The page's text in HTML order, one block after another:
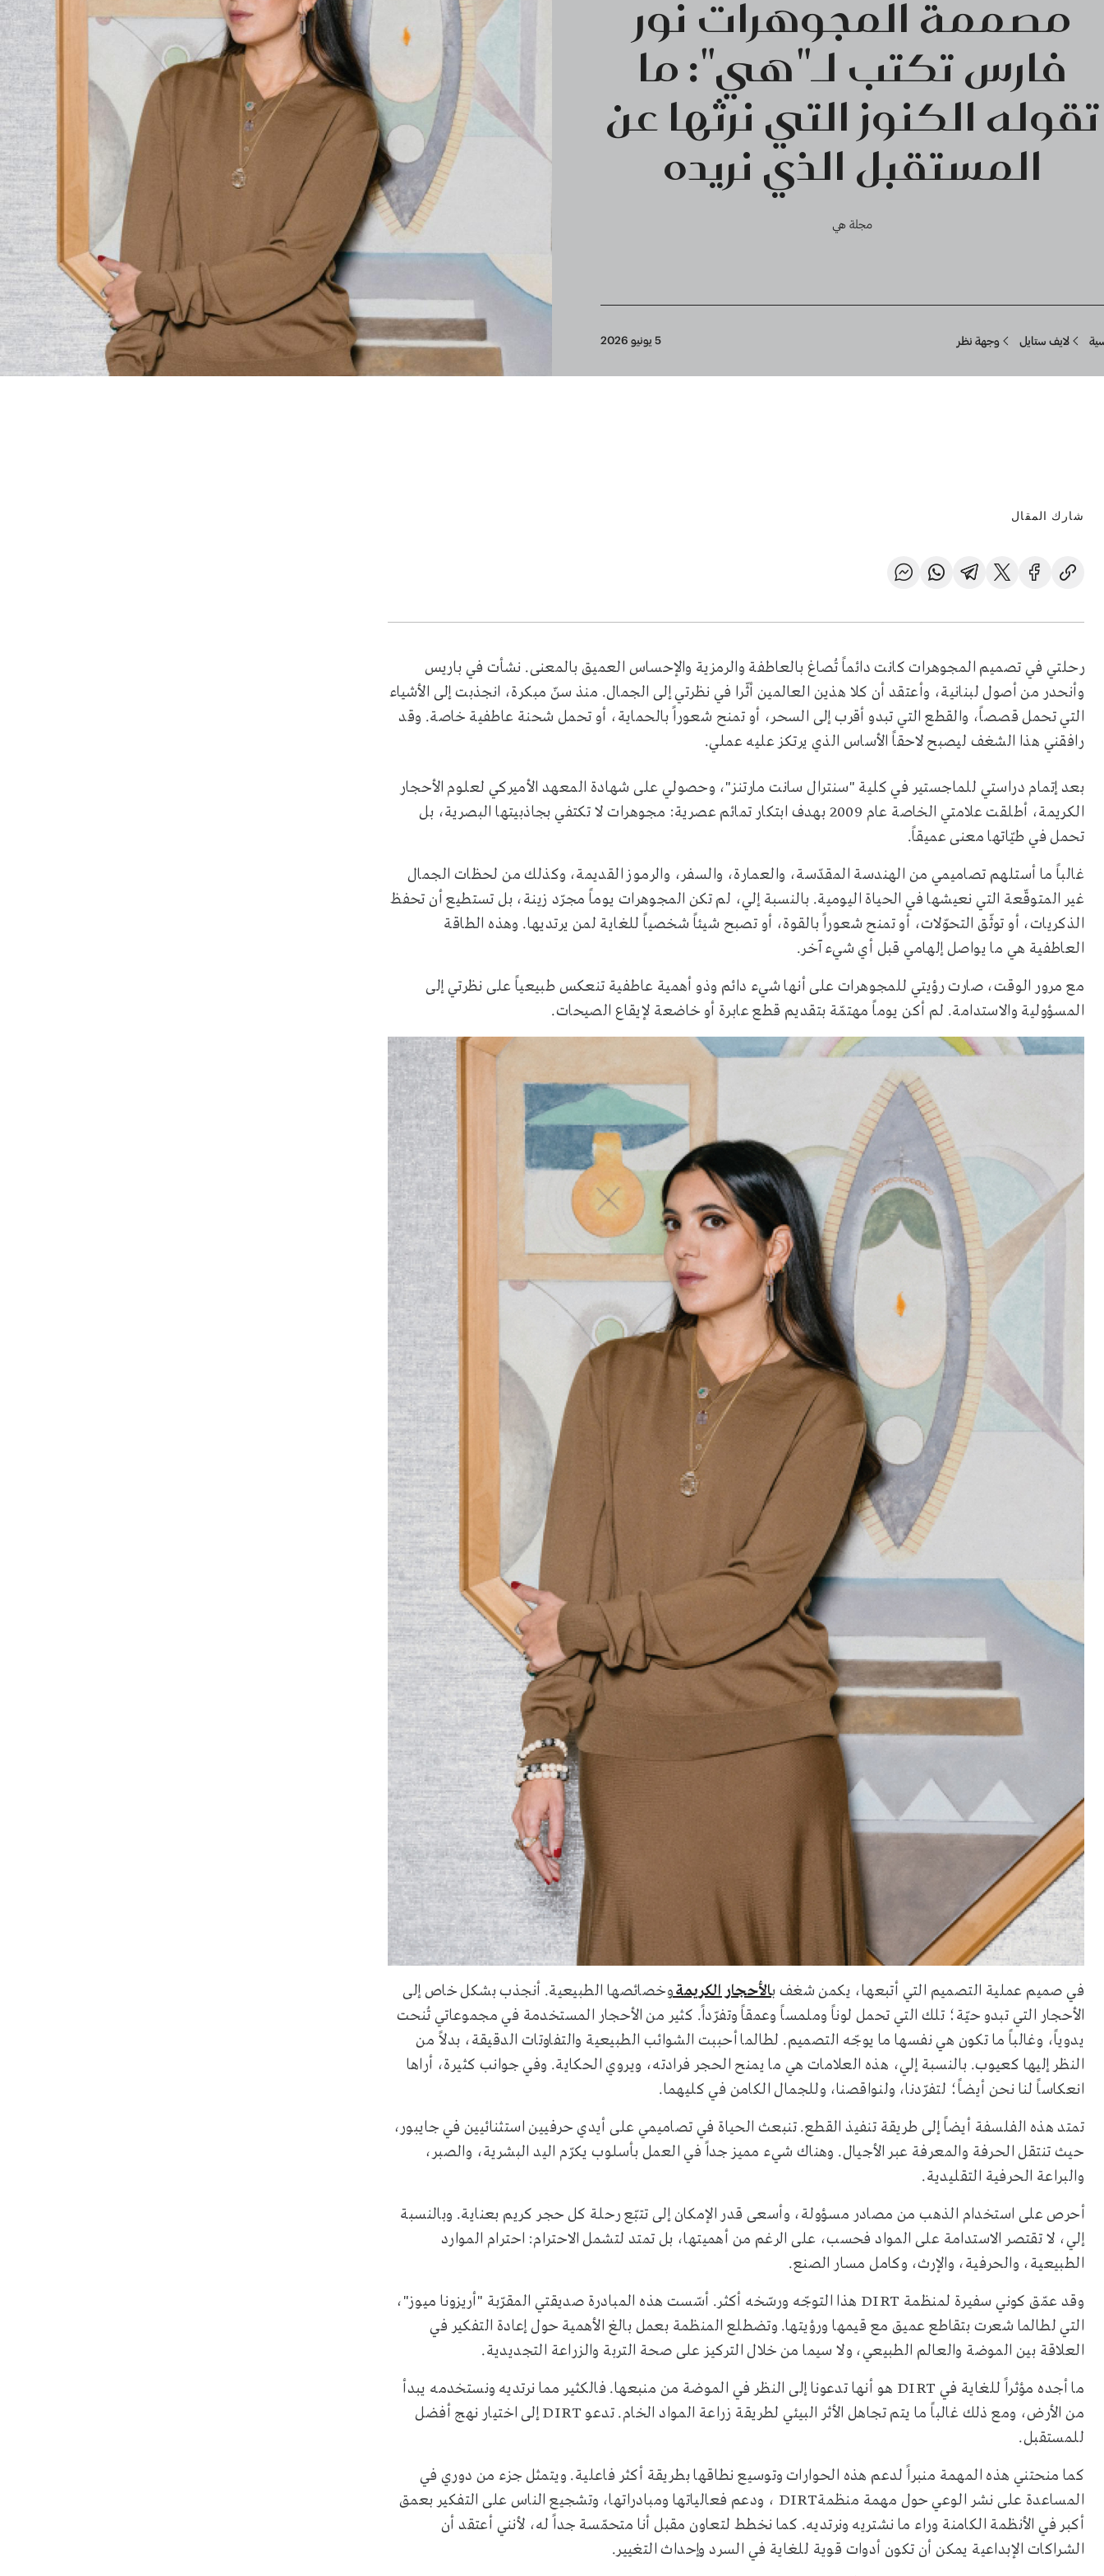
مصممة المجوهرات نور
فارس تكتب لـ"هي": ما
تقوله الكنوز التي نرثها عن
المستقبل الذي نريده
مجلة هي
لايف ستايل وجهة نظر 5 يونيو 2026
شارك المقال
رحلتي في تصميم المجوهرات كانت دائماً تُصاغ بالعاطفة والرمزية والإحساس العميق بالمعنى. نشأت في باريس
وأنحدر من أصول لبنانية، وأعتقد أن كلا هذين العالمين أثّرا في نظرتي إلى الجمال. منذ سنّ مبكرة، انجذبت إلى الأشياء
التي تحمل قصصاً، والقطع التي تبدو أقرب إلى السحر، أو تمنح شعوراً بالحماية، أو تحمل شحنة عاطفية خاصة. وقد
رافقني هذا الشغف ليصبح لاحقاً الأساس الذي يرتكز عليه عملي.
بعد إتمام دراستي للماجستير في كلية "سنترال سانت مارتنز"، وحصولي على شهادة المعهد الأميركي لعلوم الأحجار
الكريمة، أطلقت علامتي الخاصة عام 2009 بهدف ابتكار تمائم عصرية: مجوهرات لا تكتفي بجاذبيتها البصرية، بل
تحمل في طيّاتها معنى عميقاً.
غالباً ما أستلهم تصاميمي من الهندسة المقدّسة، والعمارة، والسفر، والرموز القديمة، وكذلك من لحظات الجمال
غير المتوقّعة التي نعيشها في الحياة اليومية. بالنسبة إلي، لم تكن المجوهرات يوماً مجرّد زينة، بل تستطيع أن تحفظ
الذكريات، أو توثّق التحوّلات، أو تمنح شعوراً بالقوة، أو تصبح شيئاً شخصياً للغاية لمن يرتديها. وهذه الطاقة
العاطفية هي ما يواصل إلهامي قبل أي شيء آخر.
مع مرور الوقت، صارت رؤيتي للمجوهرات على أنها شيء دائم وذو أهمية عاطفية تنعكس طبيعياً على نظرتي إلى
المسؤولية والاستدامة. لم أكن يوماً مهتمّة بتقديم قطع عابرة أو خاضعة لإيقاع الصيحات.
في صميم عملية التصميم التي أتبعها، يكمن شغف بالأحجار الكريمةوخصائصها الطبيعية. أنجذب بشكل خاص إلى
الأحجار التي تبدو حيّة؛ تلك التي تحمل لوناً وملمساً وعمقاً وتفرّداً. كثير من الأحجار المستخدمة في مجموعاتي تُنحت
يدوياً، وغالباً ما تكون هي نفسها ما يوجّه التصميم. لطالما أحببت الشوائب الطبيعية والتفاوتات الدقيقة، بدلاً من
النظر إليها كعيوب. بالنسبة إلي، هذه العلامات هي ما يمنح الحجر فرادته، ويروي الحكاية. وفي جوانب كثيرة، أراها
انعكاساً لنا نحن أيضاً؛ لتفرّدنا، ولنواقصنا، وللجمال الكامن في كليهما.
تمتد هذه الفلسفة أيضاً إلى طريقة تنفيذ القطع. تنبعث الحياة في تصاميمي على أيدي حرفيين استثنائيين في جايبور،
حيث تنتقل الحرفة والمعرفة عبر الأجيال. وهناك شيء مميز جداً في العمل بأسلوب يكرّم اليد البشرية، والصبر،
والبراعة الحرفية التقليدية.
أحرص على استخدام الذهب من مصادر مسؤولة، وأسعى قدر الإمكان إلى تتبّع رحلة كل حجر كريم بعناية. وبالنسبة
إلي، لا تقتصر الاستدامة على المواد فحسب، على الرغم من أهميتها، بل تمتد لتشمل الاحترام: احترام الموارد
الطبيعية، والحرفية، والإرث، وكامل مسار الصنع.
وقد عمّق كوني سفيرة لمنظمة DIRT هذا التوجّه ورسّخه أكثر. أسّست هذه المبادرة صديقتي المقرّبة "أريزونا ميوز"،
التي لطالما شعرت بتقاطع عميق مع قيمها ورؤيتها. وتضطلع المنظمة بعمل بالغ الأهمية حول إعادة التفكير في
العلاقة بين الموضة والعالم الطبيعي، ولا سيما من خلال التركيز على صحة التربة والزراعة التجديدية.
ما أجده مؤثراً للغاية في DIRT هو أنها تدعونا إلى النظر في الموضة من منبعها. فالكثير مما نرتديه ونستخدمه يبدأ
من الأرض، ومع ذلك غالباً ما يتم تجاهل الأثر البيئي لطريقة زراعة المواد الخام. تدعو DIRTإلى اختيار نهج أفضل
للمستقبل.
كما منحتني هذه المهمة منبراً لدعم هذه الحوارات وتوسيع نطاقها بطريقة أكثر فاعلية. ويتمثل جزء من دوري في
المساعدة على نشر الوعي حول مهمة منظمةDIRT ، ودعم فعالياتها ومبادراتها، وتشجيع الناس على التفكير بعمق
أكبر في الأنظمة الكامنة وراء ما نشتريه ونرتديه. كما نخطط لتعاون مقبل أنا متحمّسة جداً له، لأنني أعتقد أن
الشراكات الإبداعية يمكن أن تكون أدوات قوية للغاية في السرد وإحداث التغيير.